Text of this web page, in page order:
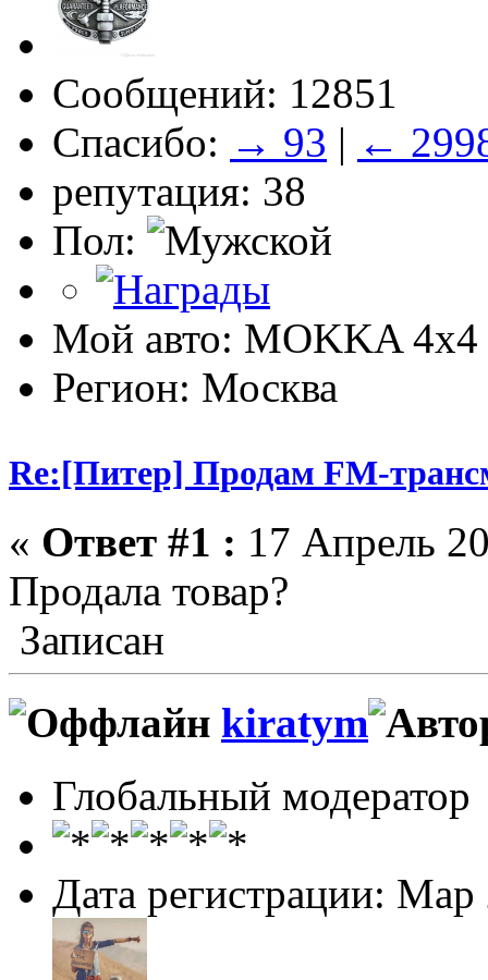
Сообщений: 12851
Спасибо: → 93 | ←
репутация: 38
Пол:
Мой авто: MOKKA 4x4
Регион: Москва
Re:[Питер] Продам FM-
« Ответ #1 : 17 Апрель
Продала товар?
Записан
kiratym
Глобальный модератор
Дата регистрации: Мар